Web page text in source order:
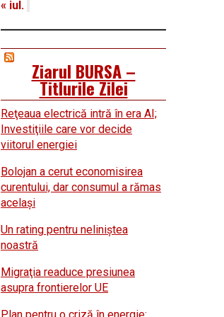
« iul.
Ziarul BURSA –
Titlurile Zilei
Reţeaua electrică intră în era AI;
Investiţiile care vor decide
viitorul energiei
Bolojan a cerut economisirea
curentului, dar consumul a rămas
acelaşi
Un rating pentru neliniştea
noastră
Migraţia readuce presiunea
asupra frontierelor UE